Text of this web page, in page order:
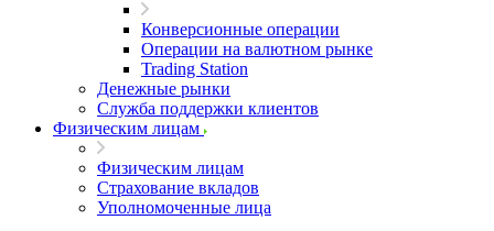
Конверсионные операции
Операции на валютном рынке
Trading Station
Денежные рынки
Служба поддержки клиентов
Физическим лицам
Физическим лицам
Страхование вкладов
Уполномоченные лица